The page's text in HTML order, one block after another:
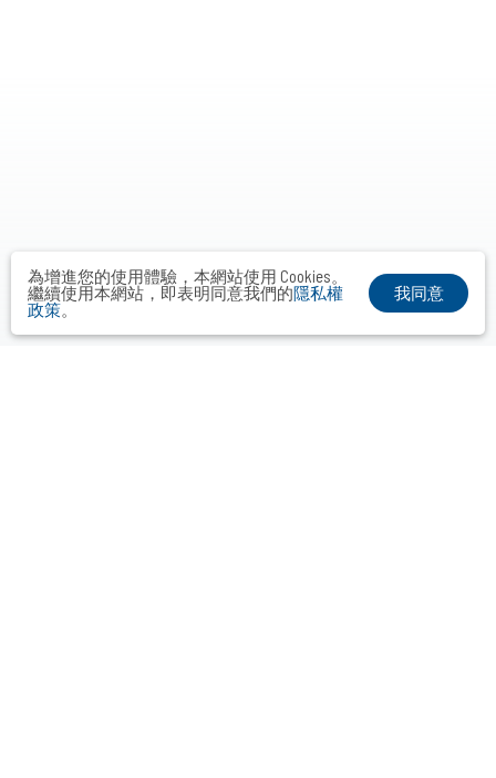
為增進您的使用體驗，本網站使用 Cookies。
繼續使用本網站，即表明同意我們的隱私權
政策。
我同意